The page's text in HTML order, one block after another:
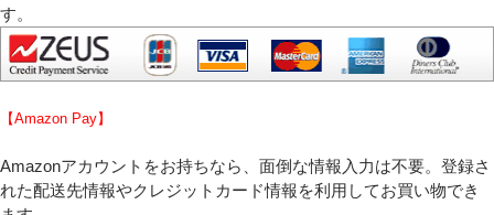
Eメール 電話 どちらでもよい
【個人情報の取り扱いについて】をご確認ください。
す。
【Amazon Pay】
Amazonアカウントをお持ちなら、面倒な情報入力は不要。登録さ
れた配送先情報やクレジットカード情報を利用してお買い物でき